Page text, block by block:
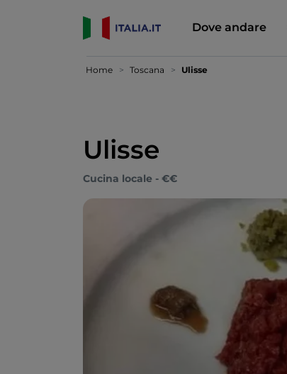
Dove andare
Home Toscana Ulisse
Ulisse
Cucina locale - €€